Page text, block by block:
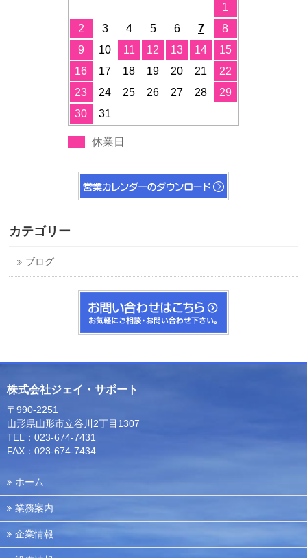
1
2
3 4 5 6 7
8
9
10 11 12 13 14
15
16
17 18 19 20 21
22
23
24 25 26 27 28
29
30
31
休業日
カテゴリー
ブログ
株式会社ジェイ・サポート
〒990-2251
山形県山形市立谷川2丁目1307
TEL：023-674-7431
FAX：023-674-7434
ホーム
業務案内
企業情報